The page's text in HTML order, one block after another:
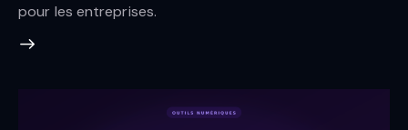
pour les entreprises.